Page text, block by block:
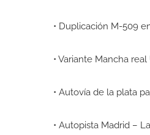
• Duplicación M-509
• Variante Mancha
• Autovía de la plata
• Autopista Madrid –